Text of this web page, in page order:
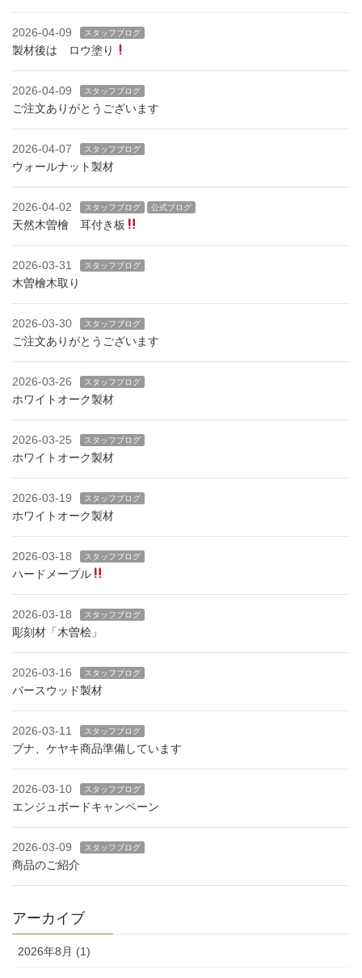
2026-04-09 スタッフブログ
製材後は ロウ塗り
2026-04-09 スタッフブログ
ご注文ありがとうございます
2026-04-07 スタッフブログ
ウォールナット製材
2026-04-02 スタッフブログ 公式ブログ
天然木曽檜 耳付き板
2026-03-31 スタッフブログ
木曽檜木取り
2026-03-30 スタッフブログ
ご注文ありがとうございます
2026-03-26 スタッフブログ
ホワイトオーク製材
2026-03-25 スタッフブログ
ホワイトオーク製材
2026-03-19 スタッフブログ
ホワイトオーク製材
2026-03-18 スタッフブログ
ハードメープル
2026-03-18 スタッフブログ
彫刻材「木曽桧」
2026-03-16 スタッフブログ
バースウッド製材
2026-03-11 スタッフブログ
ブナ、ケヤキ商品準備しています
2026-03-10 スタッフブログ
エンジュボードキャンペーン
2026-03-09 スタッフブログ
商品のご紹介
アーカイブ
2026年8月 (1)